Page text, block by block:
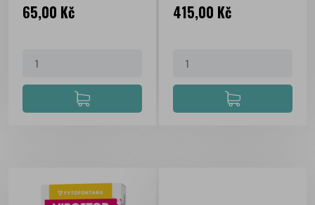
Cena
65,00 Kč Cena
415,00 Kč